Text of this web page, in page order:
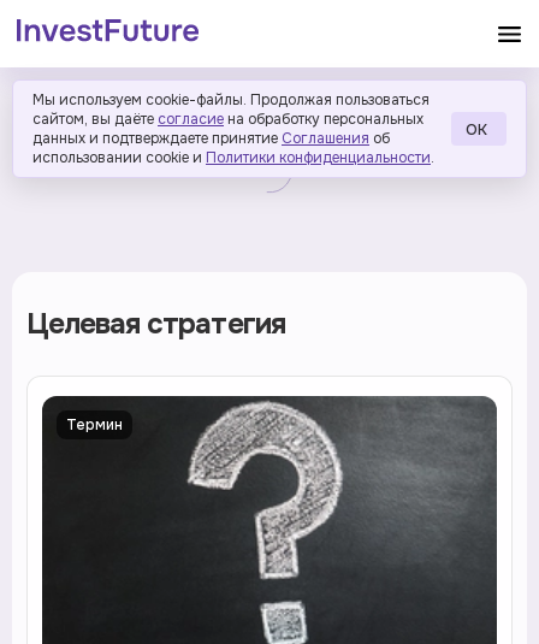
Мы используем cookie-файлы. Продолжая пользоваться
сайтом, вы даёте согласие на обработку персональных
данных и подтверждаете принятие Соглашения об
использовании cookie и Политики конфиденциальности.
ОК
Целевая стратегия
Термин